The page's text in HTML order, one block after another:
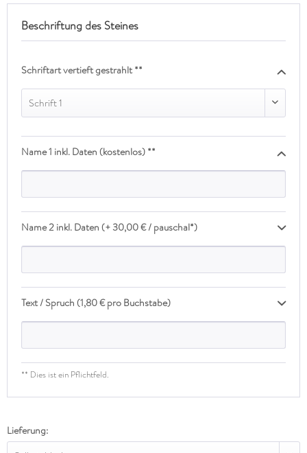
Beschriftung des Steines
Schriftart vertieft gestrahlt **
Schrift 1
Name 1 inkl. Daten (kostenlos) **
Name 2 inkl. Daten (+ 30,00 € / pauschal*)
Text / Spruch (1,80 € pro Buchstabe)
** Dies ist ein Pflichtfeld.
Lieferung: